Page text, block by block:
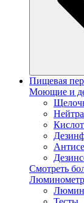
Пищевая
Моющие и
Смотреть